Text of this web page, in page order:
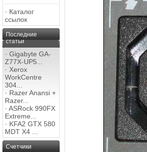
· Каталог
ссылок
Последние
статьи
· Gigabyte GA-
Z77X-UP5...
· Xerox
WorkCentre
304...
· Razer Anansi +
Razer...
· ASRock 990FX
Extreme...
· KFA2 GTX 580
MDT X4 ...
Счетчики